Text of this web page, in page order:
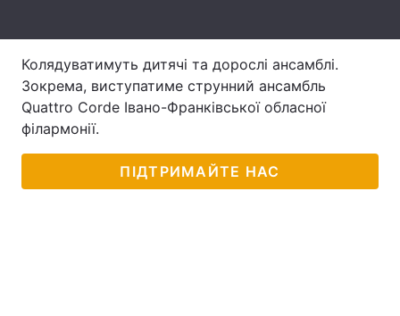
Архів Вакансії
Контакти
Колядуватимуть дитячі та дорослі ансамблі.
Зокрема, виступатиме струнний ансамбль
Quattro Сorde Івано-Франківської обласної
філармонії.
ПІДТРИМАЙТЕ НАС